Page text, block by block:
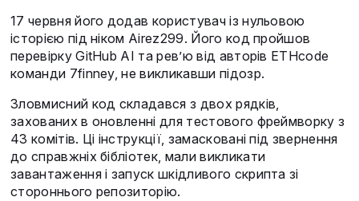
17 червня його додав користувач із нульовою
історією під ніком Airez299. Його код пройшов
перевірку GitHub AI та рев’ю від авторів ETHcode
команди 7finney, не викликавши підозр.
Зловмисний код складався з двох рядків,
захованих в оновленні для тестового фреймворку з
43 комітів. Ці інструкції, замасковані під звернення
до справжніх бібліотек, мали викликати
завантаження і запуск шкідливого скрипта зі
стороннього репозиторію.